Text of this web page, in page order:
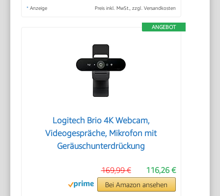
* Anzeige Preis inkl. MwSt., zzgl. Versandkosten
ANGEBOT
Logitech Brio 4K Webcam,
Videogespräche, Mikrofon mit
Geräuschunterdrückung
116,26 €
169,99 €
Bei Amazon ansehen